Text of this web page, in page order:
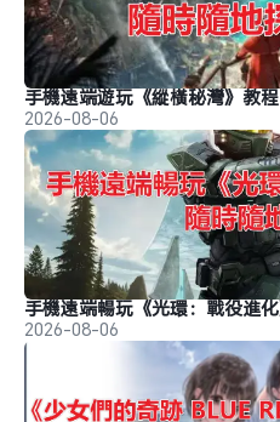
手機遠端遊玩《縱橫秘灣》教
2026-08-06
手機遠端暢玩《光環：戰役進
2026-08-06